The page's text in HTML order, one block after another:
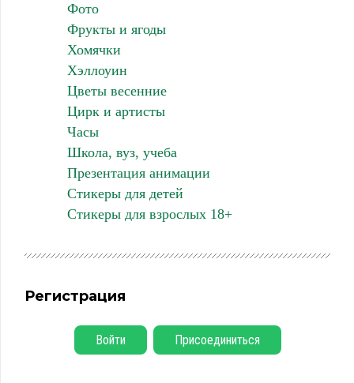
Фото
Фрукты и ягоды
Хомячки
Хэллоуин
Цветы весенние
Цирк и артисты
Часы
Школа, вуз, учеба
Презентация анимации
Стикеры для детей
Стикеры для взрослых 18+
Регистрация
Войти Присоединиться